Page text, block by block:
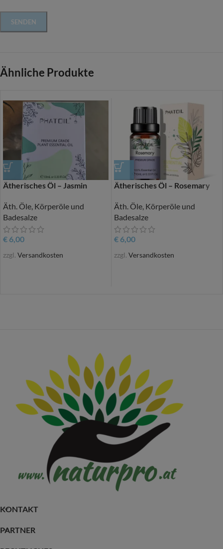
Ähnliche Produkte
Ätherisches Öl – Jasmin
Äth. Öle, Körperöle und
Badesalze
€ 6,00
zzgl. Versandkosten
Ätherisches Öl – Rosemary
Äth. Öle, Körperöle und
Badesalze
€ 6,00
zzgl. Versandkosten
KONTAKT
PARTNER